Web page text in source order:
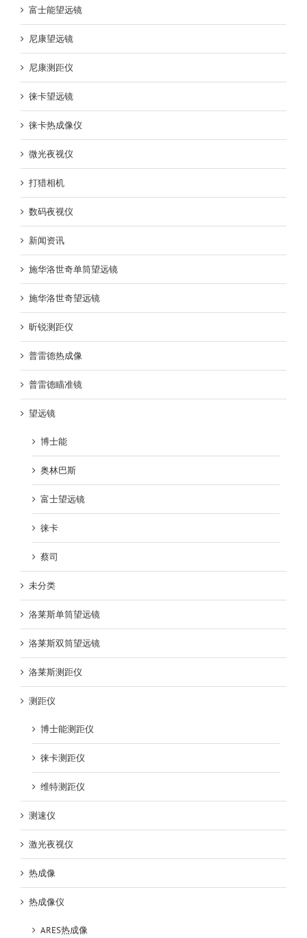
富士能望远镜
尼康望远镜
尼康测距仪
徕卡望远镜
徕卡热成像仪
微光夜视仪
打猎相机
数码夜视仪
新闻资讯
施华洛世奇单筒望远镜
施华洛世奇望远镜
昕锐测距仪
普雷德热成像
普雷德瞄准镜
望远镜
博士能
奥林巴斯
富士望远镜
徕卡
蔡司
未分类
洛莱斯单筒望远镜
洛莱斯双筒望远镜
洛莱斯测距仪
测距仪
博士能测距仪
徕卡测距仪
维特测距仪
测速仪
激光夜视仪
热成像
热成像仪
ARES热成像